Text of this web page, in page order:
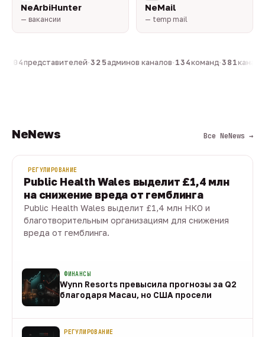
NeArbiHunter
— вакансии
NeMail
— temp mail
804представителей·325 админов каналов·134команд·381
NeNews Все NeNews →
РЕГУЛИРОВАНИЕ
Public Health Wales выделит £1,4 млн
на снижение вреда от гемблинга
Public Health Wales выделит £1,4 млн НКО и
благотворительным организациям для снижения
вреда от гемблинга.
ФИНАНСЫ
Wynn Resorts превысила прогнозы за Q2
благодаря Macau, но США просели
РЕГУЛИРОВАНИЕ